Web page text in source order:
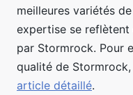
meilleures variétés
expertise se
par Stormrock. Pour
qualité de
article détaillé.